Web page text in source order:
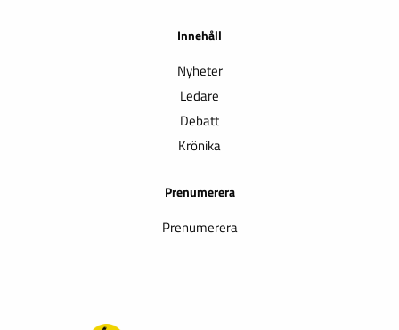
Innehåll
Nyheter
Ledare
Debatt
Krönika
Prenumerera
Prenumerera